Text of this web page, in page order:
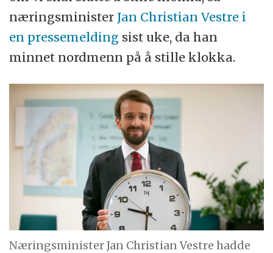
næringsminister Jan Christian Vestre i
en pressemelding sist uke, da han
minnet nordmenn på å stille klokka.
Næringsminister Jan Christian Vestre hadde